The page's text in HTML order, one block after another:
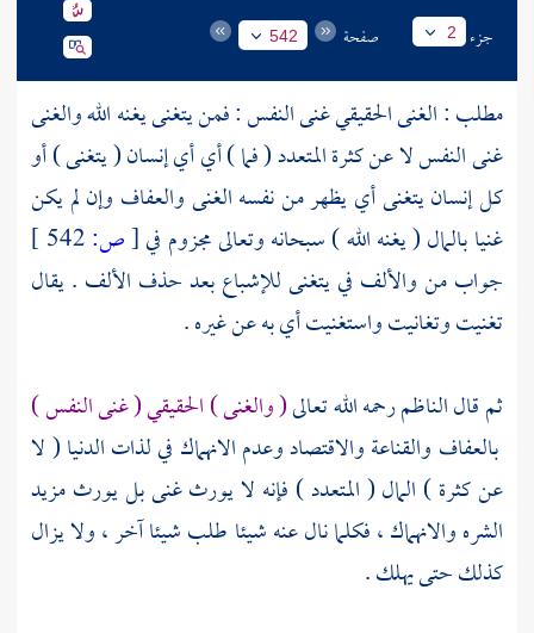
جزء 2 صفحة 542
مطلب : الغنى الحقيقي غنى النفس : فمن يتغنى يغنه الله والغنى
غنى النفس لا عن كثرة المتعدد ( فما ) أي أي إنسان ( يتغنى ) أو
كل إنسان يتغنى أي يظهر من نفسه الغنى والعفاف وإن لم يكن
غنيا بالمال ( يغنه الله ) سبحانه وتعالى مجزوم في[ص:
جواب من والألف في يتغنى للإشباع بعد حذف الألف . يقال
تغنيت وتغانيت واستغنيت أي به عن غيره .
ثم قال الناظم رحمه الله تعالى( والغنى ) الحقيقي ( غنى النفس )
بالعفاف والقناعة والاقتصاد وعدم الانهماك في لذات الدنيا ( لا
عن كثرة ) المال ( المتعدد ) فإنه لا يورث غنى بل يورث مزيد
الشره والانهماك ، فكلما نال عنه شيئا طلب شيئا آخر ، ولا يزال
كذلك حتى يهلك .